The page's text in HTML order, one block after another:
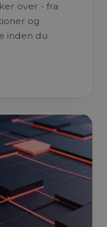
over - fra
og
inden du